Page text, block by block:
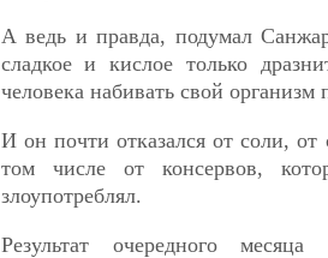
А ведь и правда, подумал
сладкое и кислое только
человека набивать свой
И он почти отказался от соли, от
том числе от консервов,
злоупотреблял.
Результат очередного